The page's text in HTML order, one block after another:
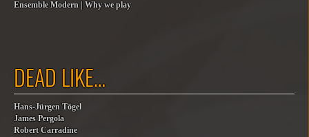
Ensemble Modern | Why we play
DEAD LIKE…
Hans-Jürgen Tögel
James Pergola
Robert Carradine